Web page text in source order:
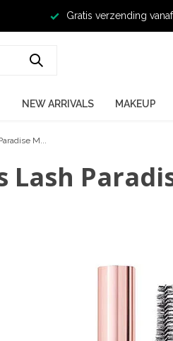
Gratis verzending
NEW ARRIVALS MAKEUP
M...
Lash